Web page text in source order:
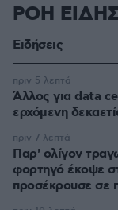
ΡΟΗ
Ειδήσεις
Άλλος για data center; Επενδύσεις
ερχόμενη
πριν 5 λεπτά
Παρ' ολίγον
φορτηγό έκοψε
προσέκρουσε σε
πριν 7 λεπτά